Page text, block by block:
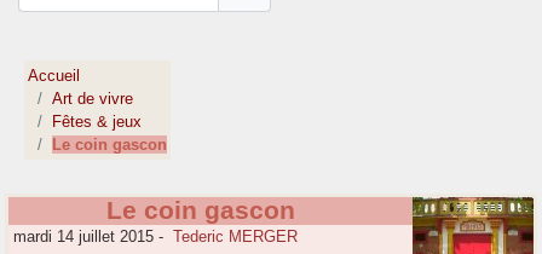
Accueil
Art de vivre
Fêtes & jeux
Le coin gascon
Le coin gascon
mardi 14 juillet 2015 - Tederic MERGER